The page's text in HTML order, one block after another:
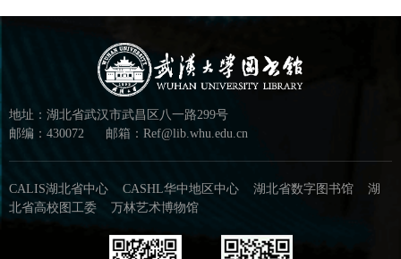
地址：湖北省武汉市武昌区八一路299号
邮编：430072
邮箱：Ref@lib.whu.edu.cn
CALIS湖北省中心 CASHL华中地区中心 湖北省数字图书馆
湖
北省高校图工委
万林艺术博物馆